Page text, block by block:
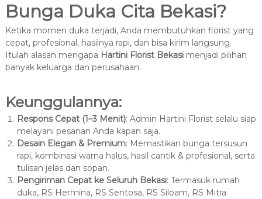
Bunga Duka Cita Bekasi?
Ketika momen duka terjadi, Anda membutuhkan florist yang
cepat, profesional, hasilnya rapi, dan bisa kirim langsung.
Itulah alasan mengapa Hartini Florist Bekasimenjadi pilihan
banyak keluarga dan perusahaan.
Keunggulannya:
Respons Cepat (1–3 Menit): Admin Hartini Florist selalu siap
melayani pesanan Anda kapan saja.
Desain Elegan & Premium: Memastikan bunga tersusun
rapi, kombinasi warna halus, hasil cantik & profesional, serta
tulisan jelas dan sopan.
Pengiriman Cepat ke Seluruh Bekasi: Termasuk rumah
duka, RS Hermina, RS Sentosa, RS Siloam, RS Mitra